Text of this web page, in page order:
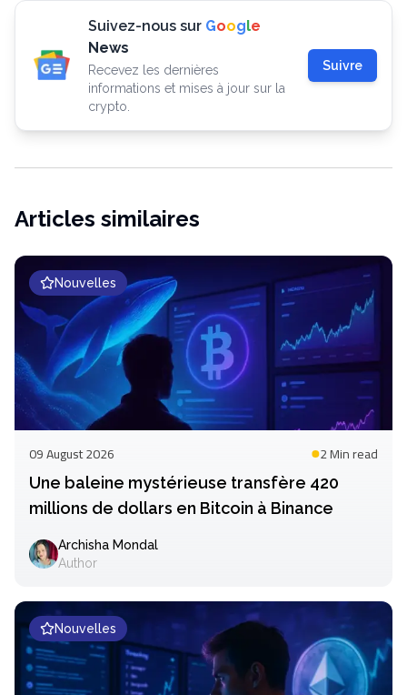
Suivez-nous sur Google
News
Recevez les dernières
informations et mises à jour sur la
crypto.
Suivre
Articles similaires
Nouvelles
09 August 2026 2 Minread
Une baleine mystérieuse transfère 420
millions de dollars en Bitcoin à Binance
Archisha Mondal
Author
Nouvelles